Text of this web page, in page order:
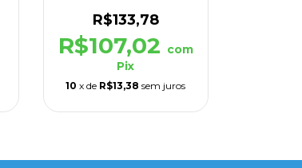
R$133,78
R$107,02 com
Pix
10 x de R$13,38 sem juros